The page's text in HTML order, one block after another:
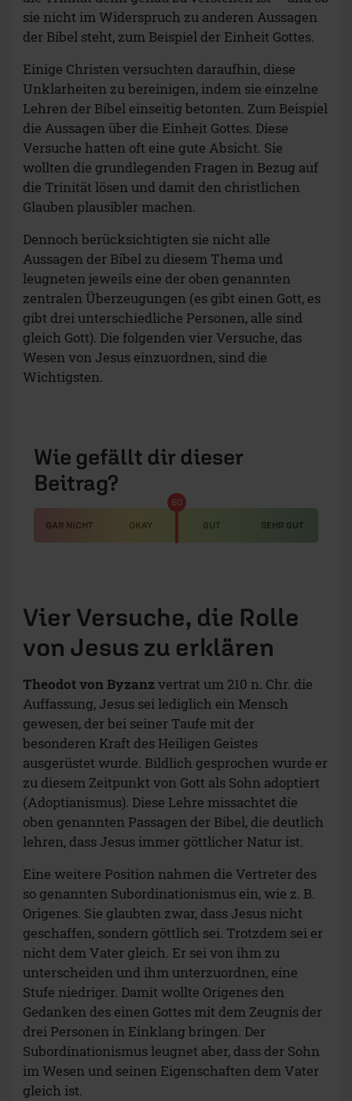
sie nicht im Widerspruch zu anderen Aussagen
der Bibel steht, zum Beispiel der Einheit Gottes.
Einige Christen versuchten daraufhin, diese
Unklarheiten zu bereinigen, indem sie einzelne
Lehren der Bibel einseitig betonten. Zum Beispiel
die Aussagen über die Einheit Gottes. Diese
Versuche hatten oft eine gute Absicht. Sie
wollten die grundlegenden Fragen in Bezug auf
die Trinität lösen und damit den christlichen
Glauben plausibler machen.
Dennoch berücksichtigten sie nicht alle
Aussagen der Bibel zu diesem Thema und
leugneten jeweils eine der oben genannten
zentralen Überzeugungen (es gibt einen Gott, es
gibt drei unterschiedliche Personen, alle sind
gleich Gott). Die folgenden vier Versuche, das
Wesen von Jesus einzuordnen, sind die
Wichtigsten.
Wie gefällt dir dieser
Beitrag?
GAR NICHT OKAY GUT SEHR GUT
50
Vier Versuche, die Rolle
von Jesus zu erklären
Theodot von Byzanzvertrat um 210 n. Chr. die
Auffassung, Jesus sei lediglich ein Mensch
gewesen, der bei seiner Taufe mit der
besonderen Kraft des Heiligen Geistes
ausgerüstet wurde. Bildlich gesprochen wurde er
zu diesem Zeitpunkt von Gott als Sohn adoptiert
(Adoptianismus). Diese Lehre missachtet die
oben genannten Passagen der Bibel, die deutlich
lehren, dass Jesus immer göttlicher Natur ist.
Eine weitere Position nahmen die Vertreter des
so genannten Subordinationismus ein, wie z. B.
Origenes. Sie glaubten zwar, dass Jesus nicht
geschaffen, sondern göttlich sei. Trotzdem sei er
nicht dem Vater gleich. Er sei von ihm zu
unterscheiden und ihm unterzuordnen, eine
Stufe niedriger. Damit wollte Origenes den
Gedanken des einen Gottes mit dem Zeugnis der
drei Personen in Einklang bringen. Der
Subordinationismus leugnet aber, dass der Sohn
im Wesen und seinen Eigenschaften dem Vater
gleich ist.